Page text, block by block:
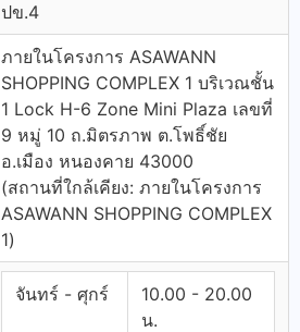
ปข.4
ภายในโครงการ ASAWANN
SHOPPING COMPLEX 1 บริเวณชั้น
1 Lock H-6 Zone Mini Plaza เลขที่
9 หมู่ 10 ถ.มิตรภาพ ต.โพธิ์ชัย
อ.เมือง หนองคาย 43000
(สถานที่ใกล้เคียง: ภายในโครงการ
ASAWANN SHOPPING COMPLEX
1)
จันทร์ - ศุกร์
10.00 - 20.00
น.